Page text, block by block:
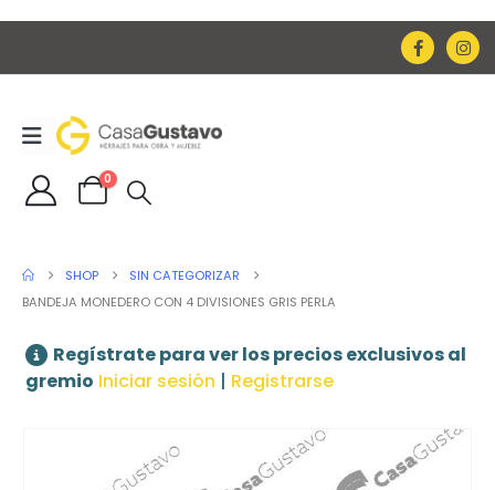
0
SHOP
SIN CATEGORIZAR
BANDEJA MONEDERO CON 4 DIVISIONES GRIS PERLA
Regístrate para ver los precios exclusivos al
gremio Iniciar sesión | Registrarse